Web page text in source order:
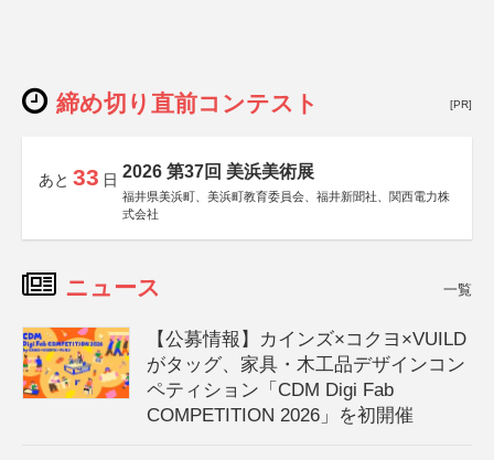
締め切り直前コンテスト [PR]
あと 33 日 2026 第37回 美浜美術展
福井県美浜町、美浜町教育委員会、福井新聞社、関西電力株
式会社
ニュース 一覧
【公募情報】カインズ×コクヨ×VUILD
がタッグ、家具・木工品デザインコン
ペティション「CDM Digi Fab
COMPETITION 2026」を初開催